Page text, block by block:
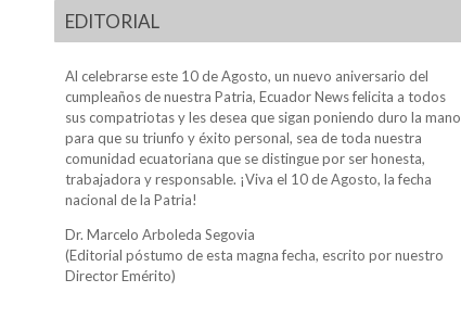
EDITORIAL
Al celebrarse este 10 de Agosto, un nuevo aniversario del
cumpleaños de nuestra Patria, Ecuador News felicita a todos
sus compatriotas y les desea que sigan poniendo duro la mano
para que su triunfo y éxito personal, sea de toda nuestra
comunidad ecuatoriana que se distingue por ser honesta,
trabajadora y responsable. ¡Viva el 10 de Agosto, la fecha
nacional de la Patria!
Dr. Marcelo Arboleda Segovia
(Editorial póstumo de esta magna fecha, escrito por nuestro
Director Emérito)